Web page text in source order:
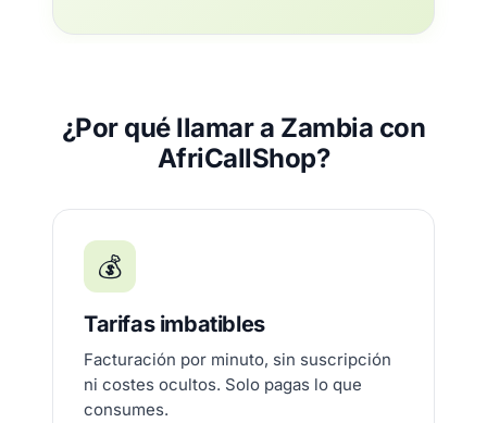
¿Por qué llamar a Zambia con
AfriCallShop?
💰
Tarifas imbatibles
Facturación por minuto, sin suscripción
ni costes ocultos. Solo pagas lo que
consumes.